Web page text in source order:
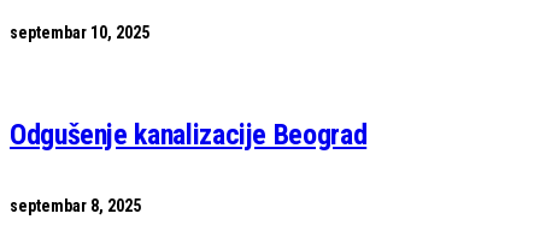
septembar 10, 2025
Odgušenje kanalizacije Beograd
septembar 8, 2025